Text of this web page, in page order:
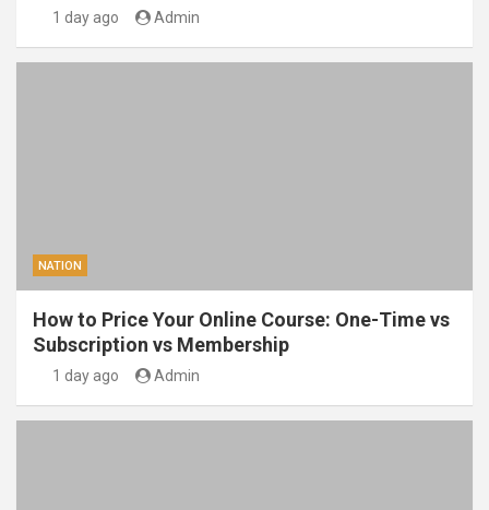
1 day ago Admin
NATION
How to Price Your Online Course: One-Time vs
Subscription vs Membership
1 day ago Admin